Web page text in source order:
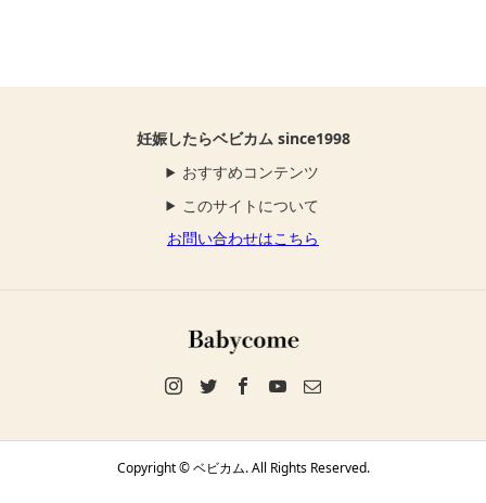
妊娠したらベビカム since1998
おすすめコンテンツ
このサイトについて
お問い合わせはこちら
Copyright ©ベビカム. All Rights Reserved.